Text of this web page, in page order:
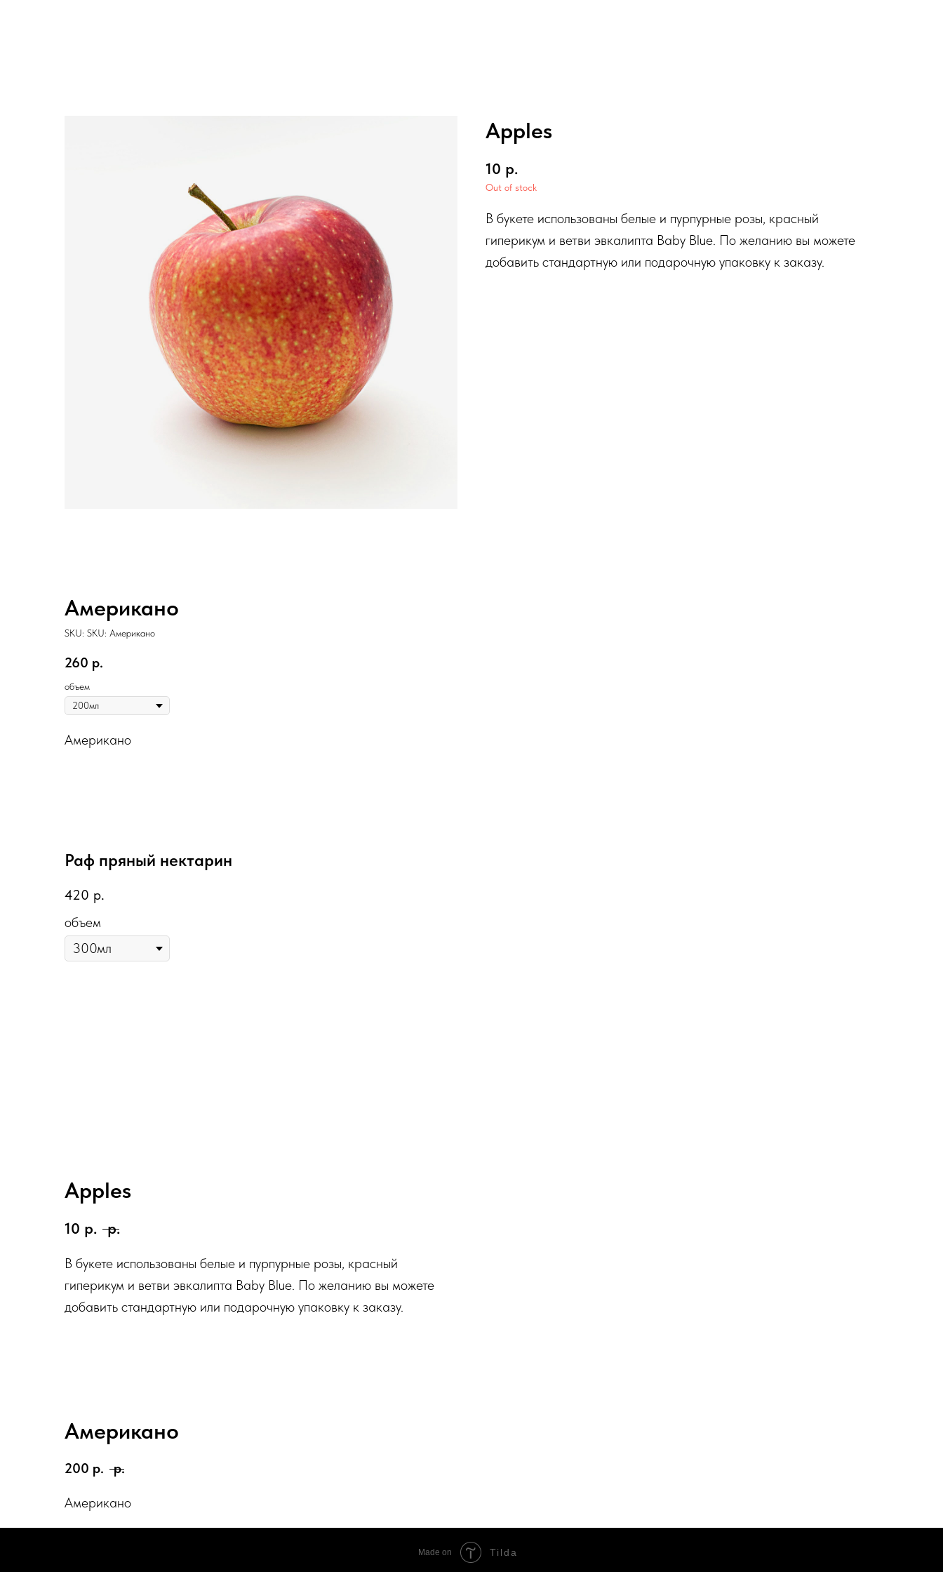
Apples
10 р.
Out of stock
В букете использованы белые и пурпурные розы, красный
гиперикум и ветви эвкалипта Baby Blue. По желанию вы можете
добавить стандартную или подарочную упаковку к заказу.
Американо
SKU: SKU: Американо
260 р.
объем
Американо
Раф пряный нектарин
420 р.
объем
Apples
10 р. р.
В букете использованы белые и пурпурные розы, красный
гиперикум и ветви эвкалипта Baby Blue. По желанию вы можете
добавить стандартную или подарочную упаковку к заказу.
Американо
200 р. р.
Американо
Made on Tilda